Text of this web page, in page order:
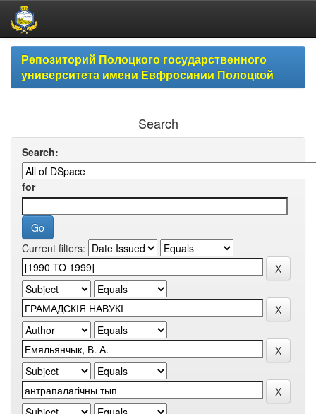
Skip
navigationРепозиторий Полоцкого государственного
университета имени Евфросинии Полоцкой
Search
Search:
for
Current filters: